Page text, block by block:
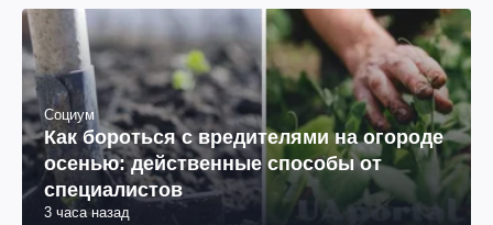
Социум
Как бороться с вредителями на огороде
осенью: действенные способы от
специалистов
3 часа назад